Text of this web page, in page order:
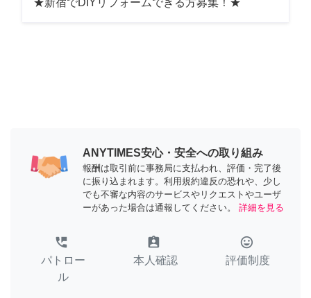
ANYTIMES安心・安全への取り組み
報酬は取引前に事務局に支払われ、評価・完了後
に振り込まれます。利用規約違反の恐れや、少し
でも不審な内容のサービスやリクエストやユーザ
ーがあった場合は通報してください。
詳細を見る
perm_phone_msg
パトロー
ル
assignment_ind
本人確認
tag_faces
評価制度